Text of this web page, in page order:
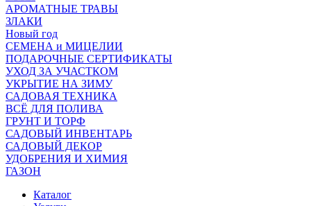
АРОМАТНЫЕ ТРАВЫ
ЗЛАКИ
Новый год
СЕМЕНА и МИЦЕЛИИ
ПОДАРОЧНЫЕ СЕРТИФИКАТЫ
УХОД ЗА УЧАСТКОМ
УКРЫТИЕ НА ЗИМУ
САДОВАЯ ТЕХНИКА
ВСЁ ДЛЯ ПОЛИВА
ГРУНТ И ТОРФ
САДОВЫЙ ИНВЕНТАРЬ
САДОВЫЙ ДЕКОР
УДОБРЕНИЯ И ХИМИЯ
ГАЗОН
Каталог